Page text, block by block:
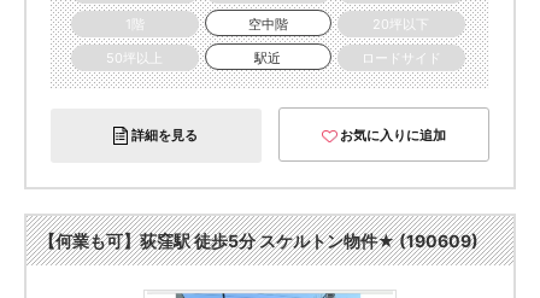
1階
空中階
20坪以下
50坪以上
駅近 ロードサイド
詳細を見る お気に入りに追加
【何業も可】荻窪駅 徒歩5分 スケルトン物件★ (190609)